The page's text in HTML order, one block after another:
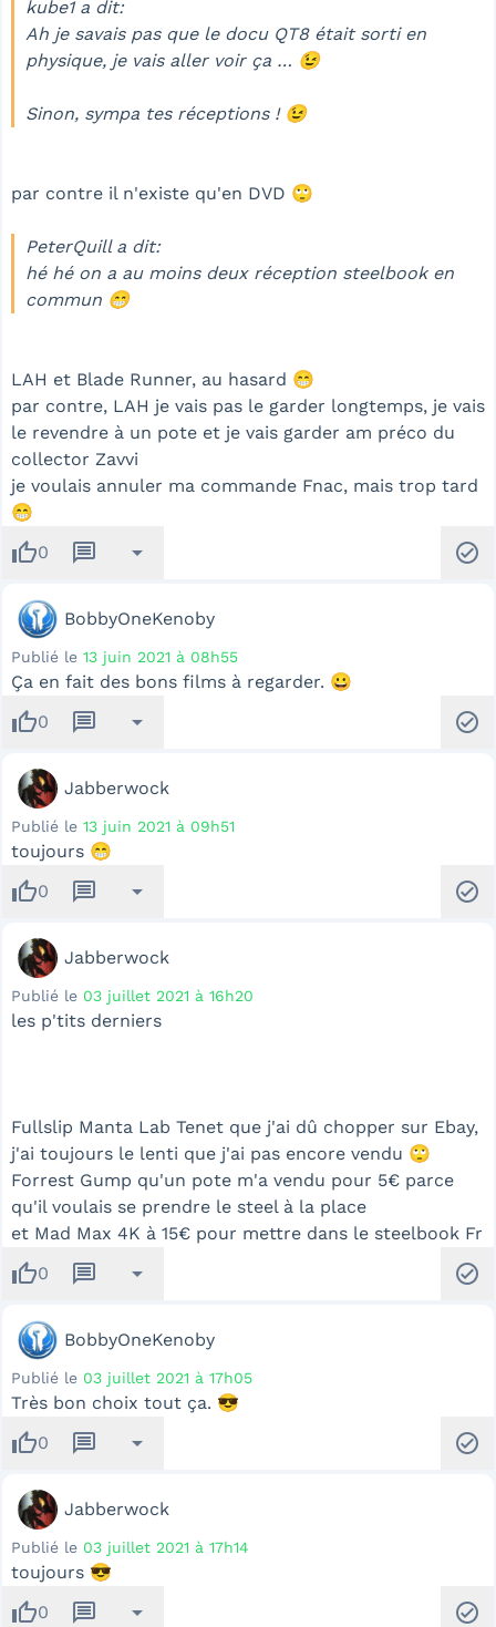
kube1 a dit:
Ah je savais pas que le docu QT8 était sorti en
physique, je vais aller voir ça … 😉
Sinon, sympa tes réceptions ! 😉
par contre il n'existe qu'en DVD 🙄
PeterQuill a dit:
hé hé on a au moins deux réception steelbook en
commun 😁
LAH et Blade Runner, au hasard 😁
par contre, LAH je vais pas le garder longtemps, je vais
le revendre à un pote et je vais garder am préco du
collector Zavvi
je voulais annuler ma commande Fnac, mais trop tard
😁
thumb_up0 message arrow_drop_down check_circle
BobbyOneKenoby
Publié le 13 juin 2021 à 08h55
Ça en fait des bons films à regarder. 😀
thumb_up0 message arrow_drop_down check_circle
Jabberwock
Publié le 13 juin 2021 à 09h51
toujours 😁
thumb_up0 message arrow_drop_down check_circle
Jabberwock
Publié le 03 juillet 2021 à 16h20
les p'tits derniers
Fullslip Manta Lab Tenet que j'ai dû chopper sur Ebay,
j'ai toujours le lenti que j'ai pas encore vendu 🙄
Forrest Gump qu'un pote m'a vendu pour 5€ parce
qu'il voulais se prendre le steel à la place
et Mad Max 4K à 15€ pour mettre dans le steelbook Fr
thumb_up0 message arrow_drop_down check_circle
BobbyOneKenoby
Publié le 03 juillet 2021 à 17h05
Très bon choix tout ça. 😎
thumb_up0 message arrow_drop_down check_circle
Jabberwock
Publié le 03 juillet 2021 à 17h14
toujours 😎
thumb_up0 message arrow_drop_down check_circle